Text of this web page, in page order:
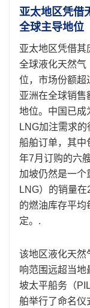
亚太地区凭借
全球主导地位
亚太地区凭借其
全球液化天然气
位，市场份额超
亚洲在全球销售
地位。中国已成
LNG加注需求
船舶订单，其中
年7月订购的六
加坡仍然是一个
LNG）的销量
的燃油库存平均
定。.
该地区液化天然
响范围远超当
坡太平船务（
舶举行了命名仪